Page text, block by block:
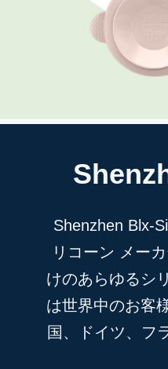
Shenzhen Blx-
リコーン メー
けのあらゆるシ
は世界中のお客
国、ドイツ、フ